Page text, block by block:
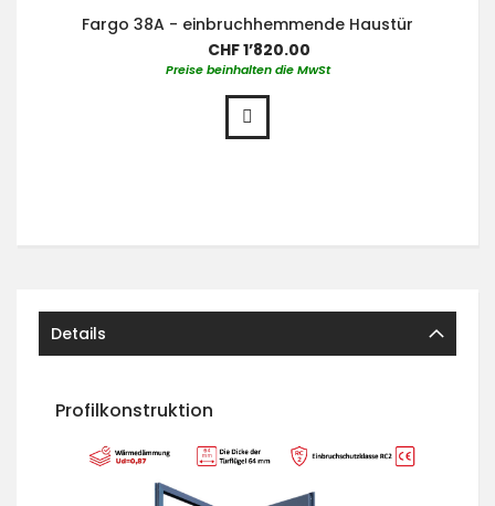
Fargo 38A - einbruchhemmende Haustür
CHF 1’820.00
Preise beinhalten die MwSt
Details